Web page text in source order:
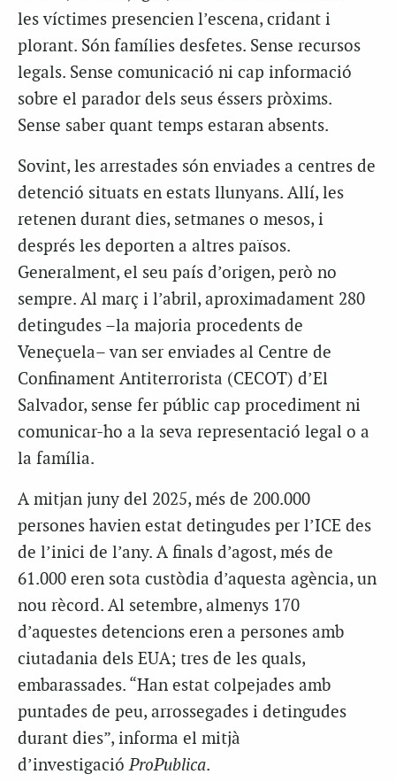
les víctimes presencien l’escena, cridant i
plorant. Són famílies desfetes. Sense recursos
legals. Sense comunicació ni cap informació
sobre el parador dels seus éssers pròxims.
Sense saber quant temps estaran absents.
Sovint, les arrestades són enviades a centres de
detenció situats en estats llunyans. Allí, les
retenen durant dies, setmanes o mesos, i
després les deporten a altres països.
Generalment, el seu país d’origen, però no
sempre. Al març i l’abril, aproximadament 280
detingudes –la majoria procedents de
Veneçuela– van ser enviades al Centre de
Confinament Antiterrorista (CECOT) d’El
Salvador, sense fer públic cap procediment ni
comunicar-ho a la seva representació legal o a
la família.
A mitjan juny del 2025, més de 200.000
persones havien estat detingudes per l’ICE des
de l’inici de l’any. A finals d’agost, més de
61.000 eren sota custòdia d’aquesta agència, un
nou rècord. Al setembre, almenys 170
d’aquestes detencions eren a persones amb
ciutadania dels EUA; tres de les quals,
embarassades. “Han estat colpejades amb
puntades de peu, arrossegades i detingudes
durant dies”, informa el mitjà
d’investigacióProPublica.